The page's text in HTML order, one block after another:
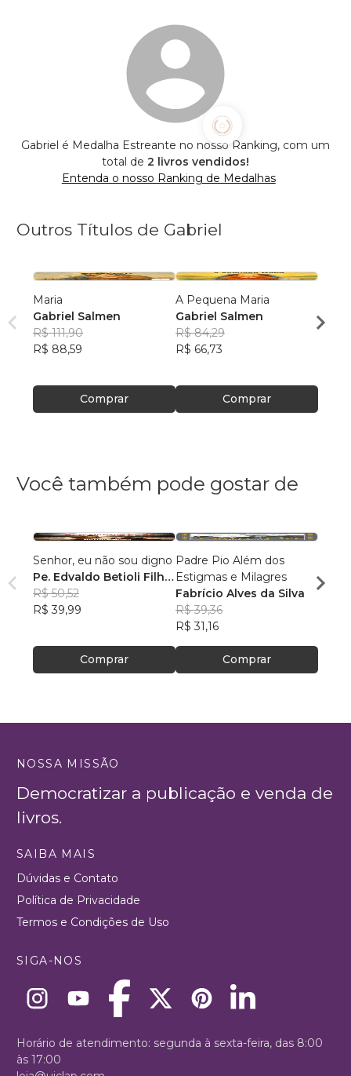
Gabriel é Medalha Estreante no nosso Ranking, com um
total de 2 livros vendidos!
Entenda o nosso Ranking de Medalhas
Outros Títulos de Gabriel
Maria
Gabriel Salmen
R$ 111,90
R$ 88,59
Comprar
A Pequena Maria
Gabriel Salmen
R$ 84,29
R$ 66,73
Comprar
R$
Você também pode gostar de
Senhor, eu não sou digno
Pe. Edvaldo Betioli Filho,
SAC
R$ 50,52
R$ 39,99
Comprar
Padre Pio Além dos
Estigmas e Milagres
Fabrício Alves da Silva
R$ 39,36
R$ 31,16
Comprar
NOSSA MISSÃO
Democratizar a publicação e venda de
livros.
SAIBA MAIS
Dúvidas e Contato
Política de Privacidade
Termos e Condições de Uso
SIGA-NOS
Horário de atendimento: segunda à sexta-feira, das 8:00
às 17:00